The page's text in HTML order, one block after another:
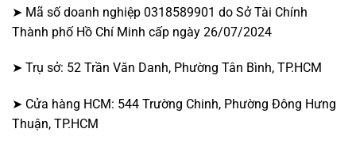
➤ Mã số doanh nghiệp 0318589901 do Sở Tài Chính
Thành phố Hồ Chí Minh cấp ngày 26/07/2024
➤ Trụ sở: 52 Trần Văn Danh, Phường Tân Bình, TP.HCM
➤ Cửa hàng HCM: 544 Trường Chinh, Phường Đông Hưng
Thuận, TP.HCM